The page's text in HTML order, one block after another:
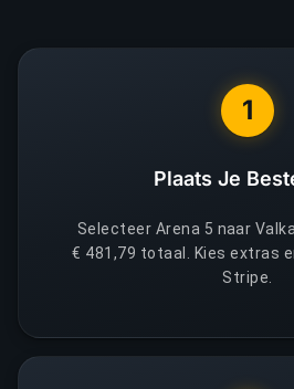
1
Plaats Je
Selecteer Arena 5 naar
€ 481,79 totaal. Kies extras
Stripe.